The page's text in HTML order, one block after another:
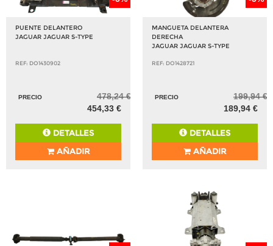
PUENTE DELANTERO
JAGUAR JAGUAR S-TYPE
REF: DO1430902
PRECIO
478,24 €
454,33 €
DETALLES
AÑADIR
MANGUETA DELANTERA
DERECHA
JAGUAR JAGUAR S-TYPE
REF: DO1428721
PRECIO
199,94 €
189,94 €
DETALLES
AÑADIR